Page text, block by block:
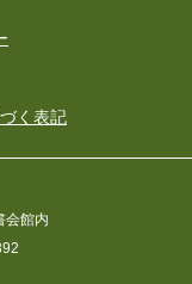
く表記
会館内